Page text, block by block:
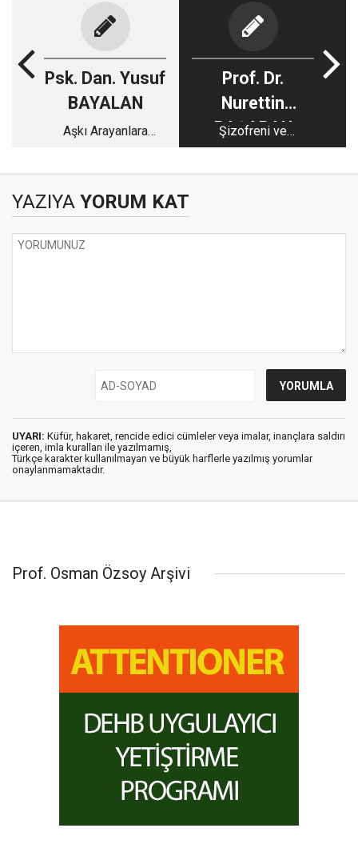
Psk. Dan. Yusuf
BAYALAN
Aşkı Arayanlara
Prof. Dr.
Nurettin
BAŞARAN
Şizofreni ve
Epigenetik
YAZIYA YORUM KAT
UYARI: Küfür, hakaret, rencide edici cümleler veya imalar, inançlara saldırı
içeren, imla kuralları ile yazılmamış,
Türkçe karakter kullanılmayan ve büyük harflerle yazılmış yorumlar
onaylanmamaktadır.
Prof. Osman Özsoy Arşivi